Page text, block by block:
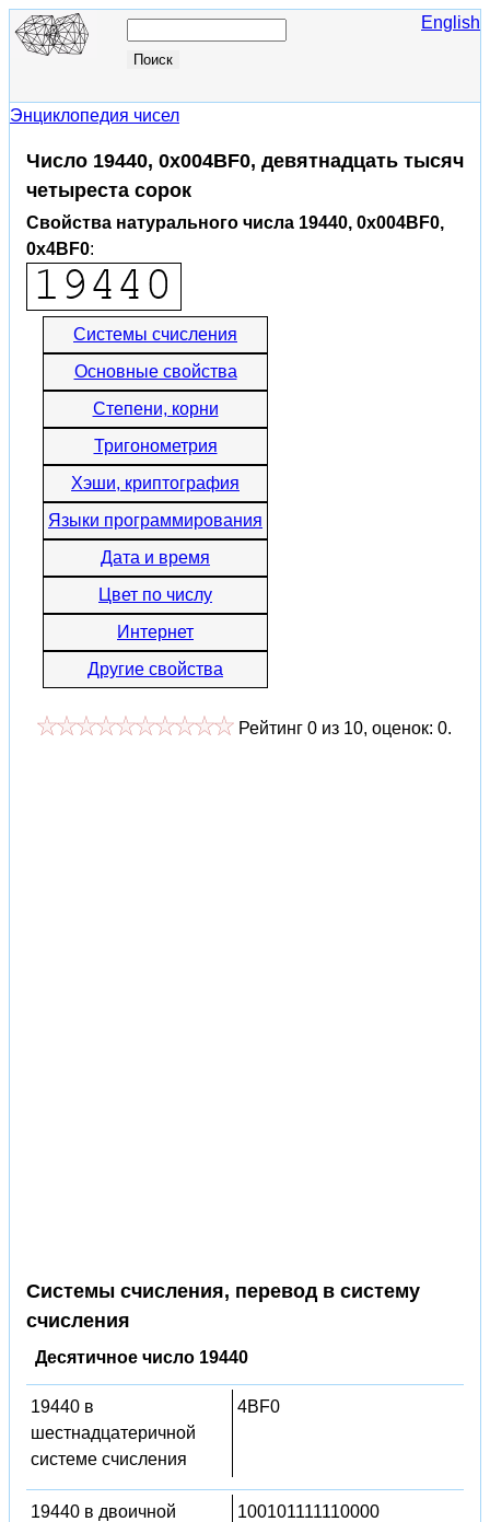
English
Энциклопедия чисел
Число 19440, 0x004BF0, девятнадцать тысяч
четыреста сорок
Свойства натурального числа 19440, 0x004BF0,
0x4BF0:
Системы счисления
Основные свойства
Степени, корни
Тригонометрия
Хэши, криптография
Языки программирования
Дата и время
Цвет по числу
Интернет
Другие свойства
Рейтинг 0 из 10, оценок: 0.
Системы счисления, перевод в систему
счисления
Десятичное число 19440
19440 в
шестнадцатеричной
системе счисления
4BF0
19440 в двоичной
100101111110000